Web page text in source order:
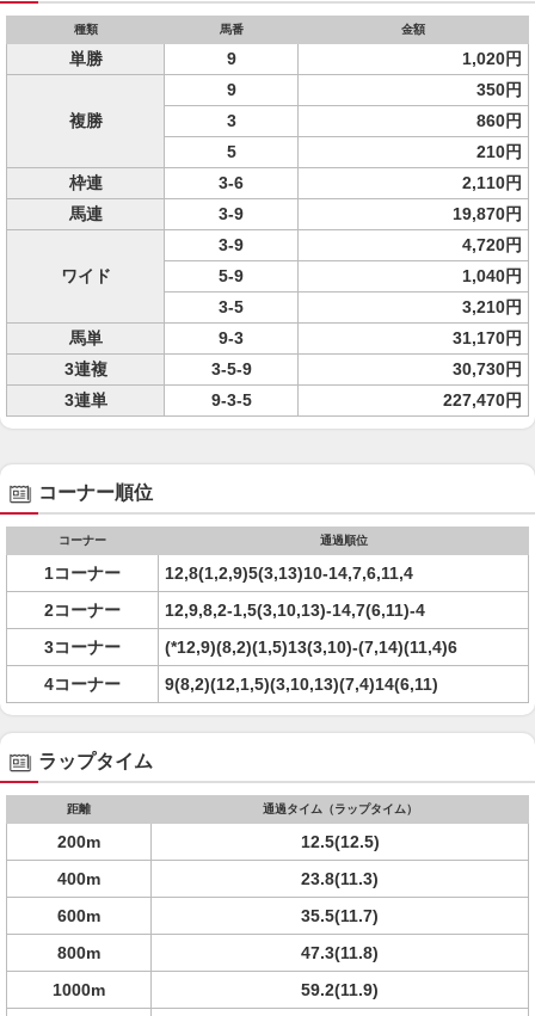
種類 馬番 金額
単勝 9 1,020円
複勝
9
350円
3
860円
5
210円
枠連
3-6
2,110円
馬連
3-9 19,870円
ワイド
3-9
4,720円
5-9
1,040円
3-5
3,210円
馬単
9-3
31,170円
3連複
3-5-9
30,730円
3連単
9-3-5 227,470円
コーナー順位
コーナー 通過順位
1コーナー
12,8(1,2,9)5(3,13)10-14,7,6,11,4
2コーナー
12,9,8,2-1,5(3,10,13)-14,7(6,11)-4
3コーナー
(*12,9)(8,2)(1,5)13(3,10)-(7,14)(11,4)6
4コーナー
9(8,2)(12,1,5)(3,10,13)(7,4)14(6,11)
ラップタイム
距離 通過タイム（ラップタイム）
200m
12.5(12.5)
400m
23.8(11.3)
600m
35.5(11.7)
800m
47.3(11.8)
1000m
59.2(11.9)